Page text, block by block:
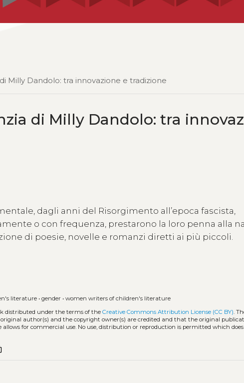
Milly Dandolo: tra innovazione e tradizione
di Milly Dandolo: tra
dagli anni del Risorgimento all’epoca fascista,
o con frequenza, prestarono la loro penna alla
di poesie, novelle e romanzi diretti ai più piccoli.
literature •gender •women writers of children's literature
distributed under the terms of theCreative Commons Attribution License (CC BY) .
author(s) and the copyright owner(s) are credited and that the original
for commercial use. No use, distribution or reproduction is permitted which